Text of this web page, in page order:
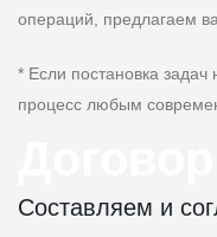
операций, предлагаем
* Если постановка задач
процесс любым
Составляем и